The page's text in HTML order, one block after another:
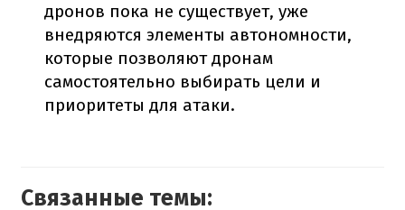
дронов пока не существует, уже
внедряются элементы автономности,
которые позволяют дронам
самостоятельно выбирать цели и
приоритеты для атаки.
Связанные темы: